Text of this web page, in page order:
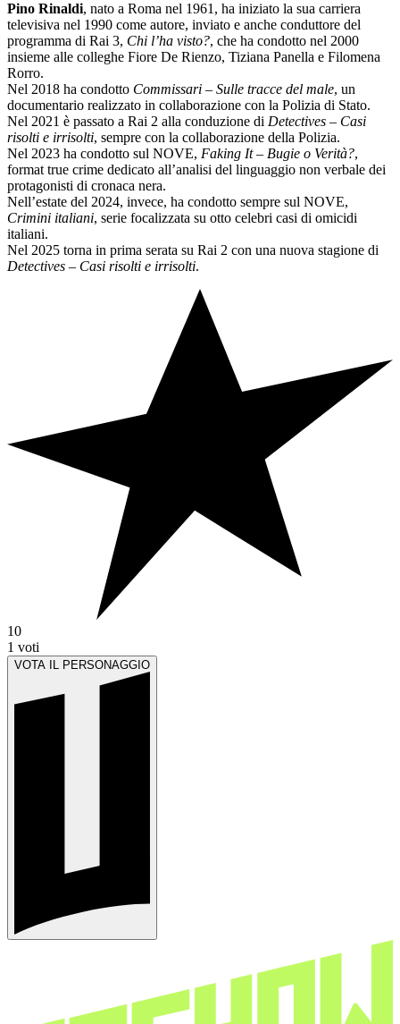
Pino Rinaldi, nato a Roma nel 1961, ha iniziato la sua carriera
televisiva nel 1990 come autore, inviato e anche conduttore del
programma di Rai 3, Chi l’ha visto?, che ha condotto nel 2000
insieme alle colleghe Fiore De Rienzo, Tiziana Panella e Filomena
Rorro.
Nel 2018 ha condotto Commissari – Sulle tracce del male, un
documentario realizzato in collaborazione con la Polizia di Stato.
Nel 2021 è passato a Rai 2 alla conduzione di Detectives – Casi
risolti e irrisolti, sempre con la collaborazione della Polizia.
Nel 2023 ha condotto sul NOVE, Faking It – Bugie o Verità?,
format true crime dedicato all’analisi del linguaggio non verbale dei
protagonisti di cronaca nera.
Nell’estate del 2024, invece, ha condotto sempre sul NOVE,
Crimini italiani, serie focalizzata su otto celebri casi di omicidi
italiani.
Nel 2025 torna in prima serata su Rai 2 con una nuova stagione di
Detectives – Casi risolti e irrisolti.
10
1 voti
VOTA IL PERSONAGGIO